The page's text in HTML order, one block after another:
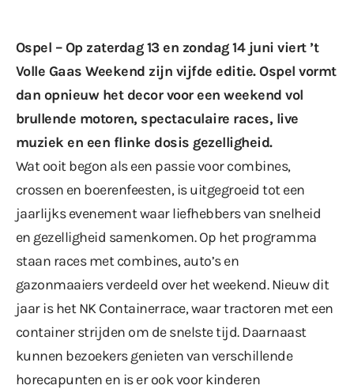
Ospel – Op zaterdag 13 en zondag 14 juni viert ’t
Volle Gaas Weekend zijn vijfde editie. Ospel vormt
dan opnieuw het decor voor een weekend vol
brullende motoren, spectaculaire races, live
muziek en een flinke dosis gezelligheid.
Wat ooit begon als een passie voor combines,
crossen en boerenfeesten, is uitgegroeid tot een
jaarlijks evenement waar liefhebbers van snelheid
en gezelligheid samenkomen. Op het programma
staan races met combines, auto’s en
gazonmaaiers verdeeld over het weekend. Nieuw dit
jaar is het NK Containerrace, waar tractoren met een
container strijden om de snelste tijd. Daarnaast
kunnen bezoekers genieten van verschillende
horecapunten en is er ook voor kinderen